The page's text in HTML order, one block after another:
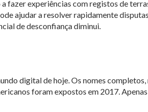
a fazer experiências com registos de
ajudar a resolver rapidamente
de desconfiança diminui.
digital de hoje. Os nomes
foram expostos em 2017.